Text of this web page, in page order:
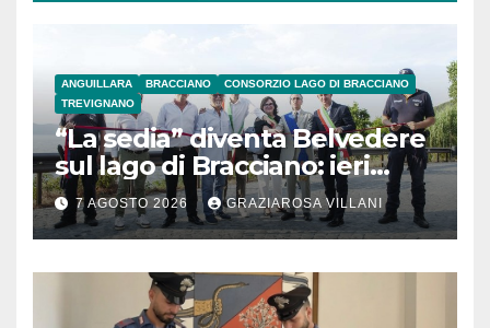
ANGUILLARA BRACCIANO
CONSORZIO LAGO DI BRACCIANO
TREVIGNANO
“La sedia” diventa Belvedere
sul lago di Bracciano: ieri
l’inaugurazione
7 AGOSTO 2026 GRAZIAROSA VILLANI